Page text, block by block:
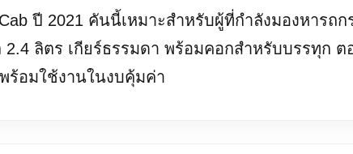
ปี 2021 คันนี้เหมาะสำหรับผู้ที่กำลังมองหารถ
2.4 ลิตร เกียร์ธรรมดา พร้อมคอกสำหรับบรรทุก
ร้อมใช้งานในงบคุ้มค่า